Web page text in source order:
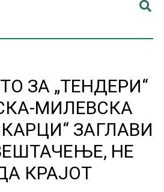
ЗА „ТЕНДЕРИ“
МИЛЕВСКА
ЗАГЛАВИ
НЕ
КРАЈОТ